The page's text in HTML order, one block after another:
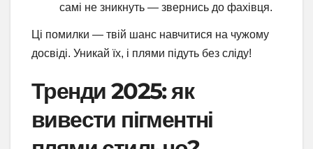
самі не зникнуть — звернись до фахівця.
Ці помилки — твій шанс навчитися на чужому
досвіді. Уникай їх, і плями підуть без сліду!
Тренди 2025: як
вивести пігментні